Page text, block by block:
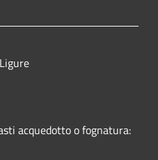
acquedotto o fognatura: